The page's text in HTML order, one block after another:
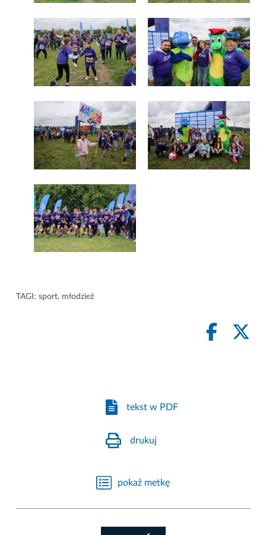
TAGI: sport, młodzież
tekst w PDF
drukuj
pokaż metkę